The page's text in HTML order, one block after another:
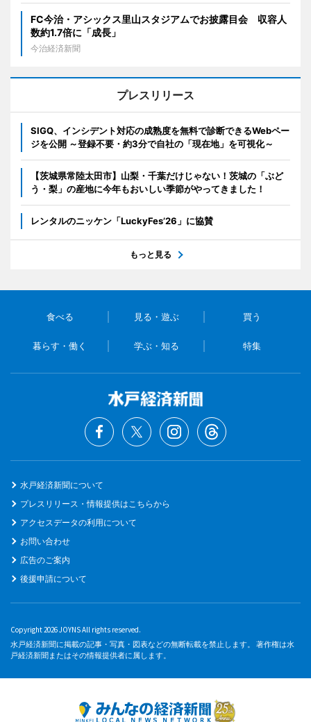
FC今治・アシックス里山スタジアムでお披露目会 収容人
数約1.7倍に「成長」
今治経済新聞
プレスリリース
SIGQ、インシデント対応の成熟度を無料で診断できるWebペー
ジを公開 ～登録不要・約3分で自社の「現在地」を可視化～
【茨城県常陸太田市】山梨・千葉だけじゃない！茨城の「ぶど
う・梨」の産地に今年もおいしい季節がやってきました！
レンタルのニッケン「LuckyFes’26」に協賛
もっと見る
食べる 見る・遊ぶ 買う
暮らす・働く 学ぶ・知る 特集
水戸経済新聞について
プレスリリース・情報提供はこちらから
アクセスデータの利用について
お問い合わせ
広告のご案内
後援申請について
Copyright 2026 JOYNS All rights reserved.
水戸経済新聞に掲載の記事・写真・図表などの無断転載を禁止します。 著作権は水
戸経済新聞またはその情報提供者に属します。